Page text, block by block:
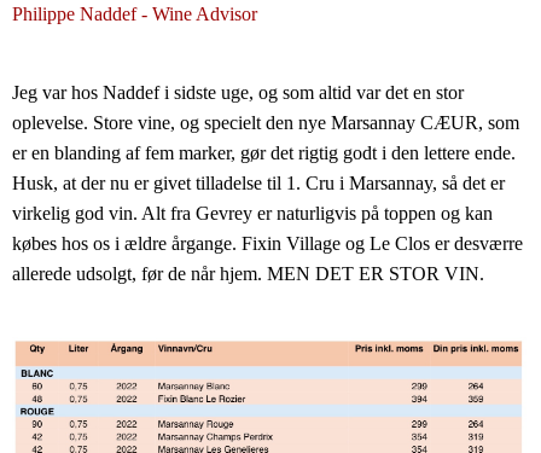
Philippe Naddef - Wine Advisor
Jeg var hos Naddef i sidste uge, og som altid var det en stor
oplevelse. Store vine, og specielt den nye Marsannay CÆUR, som
er en blanding af fem marker, gør det rigtig godt i den lettere ende.
Husk, at der nu er givet tilladelse til 1. Cru i Marsannay, så det er
virkelig god vin. Alt fra Gevrey er naturligvis på toppen og kan
købes hos os i ældre årgange. Fixin Village og Le Clos er desværre
allerede udsolgt, før de når hjem. MEN DET ER STOR VIN.